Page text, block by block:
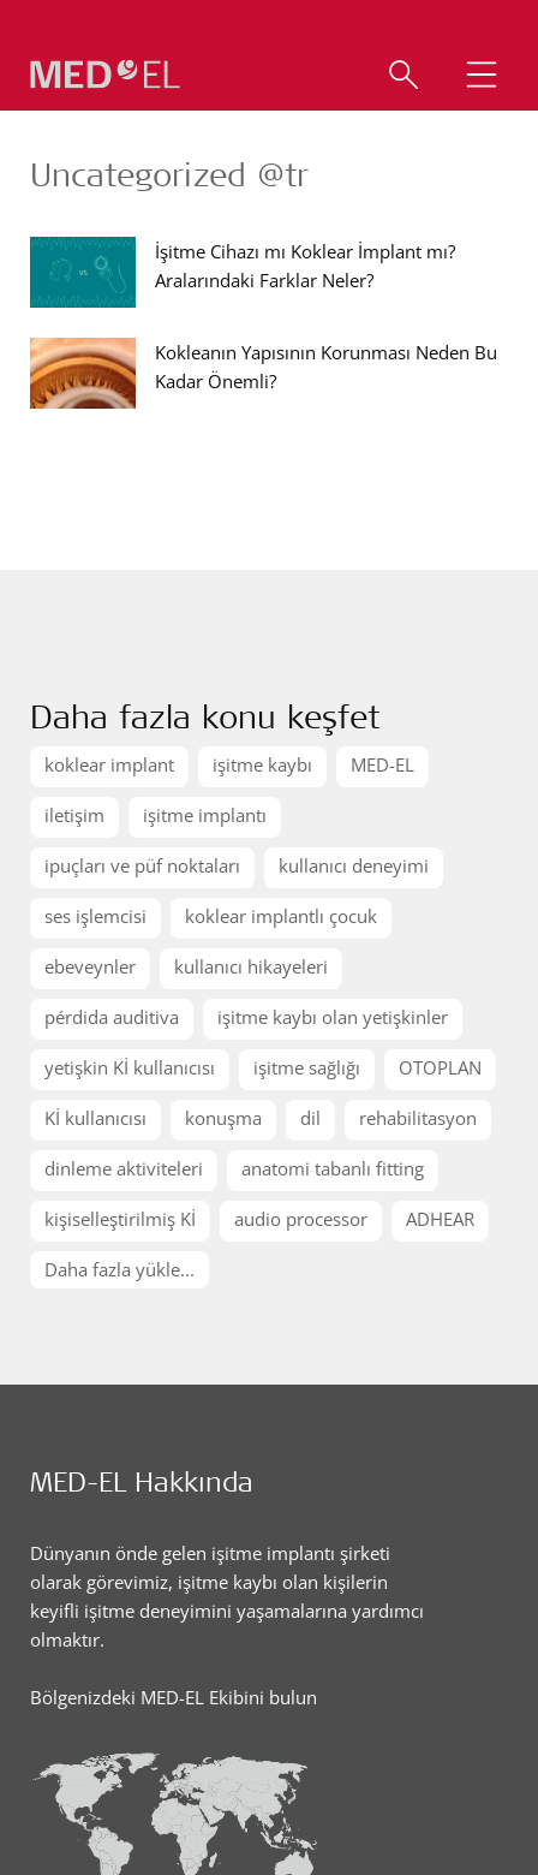
Uncategorized @tr
İşitme Cihazı mı Koklear İmplant mı?
Aralarındaki Farklar Neler?
Kokleanın Yapısının Korunması Neden Bu
Kadar Önemli?
Daha fazla konu keşfet
koklear implant işitme kaybı MED-EL
iletişim işitme implantı
ipuçları ve püf noktaları kullanıcı deneyimi
ses işlemcisi koklear implantlı çocuk
ebeveynler kullanıcı hikayeleri
pérdida auditiva işitme kaybı olan yetişkinler
yetişkin Kİ kullanıcısı işitme sağlığı OTOPLAN
Kİ kullanıcısı konuşma dil rehabilitasyon
dinleme aktiviteleri anatomi tabanlı fitting
kişiselleştirilmiş Kİ audio processor ADHEAR
Daha fazla yükle...
MED-EL Hakkında
Dünyanın önde gelen işitme implantı şirketi
olarak görevimiz, işitme kaybı olan kişilerin
keyifli işitme deneyimini yaşamalarına yardımcı
olmaktır.
Bölgenizdeki MED-EL Ekibini bulun